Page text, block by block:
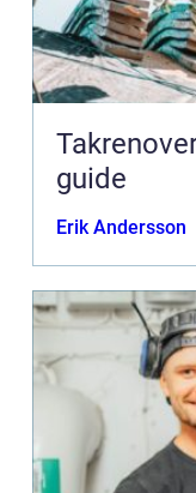
guide
Erik Andersson